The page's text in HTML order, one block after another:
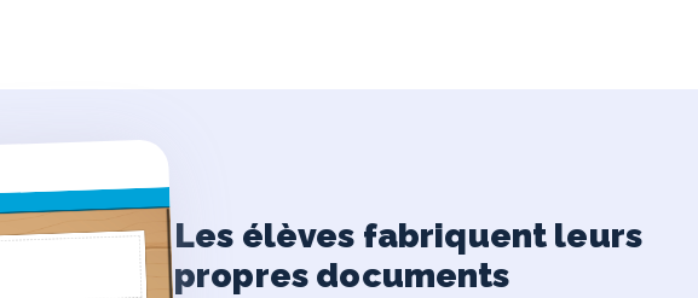
Les élèves fabriquent leurs
propres documents